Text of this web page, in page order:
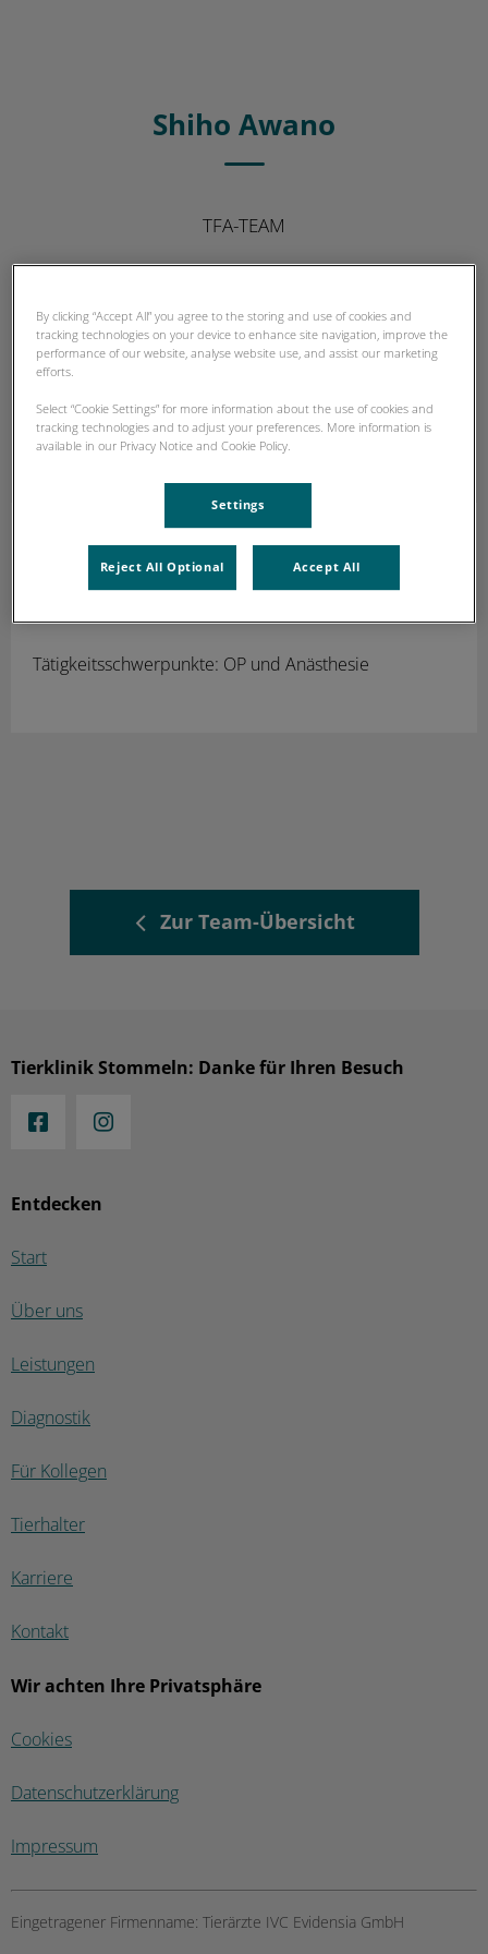
Shiho Awano
TFA-TEAM
Elternzeit)
Tätigkeitsschwerpunkte: OP und Anästhesie
Zur Team-Übersicht
Entdecken
Start
Über uns
Leistungen
Diagnostik
Für Kollegen
Tierhalter
Karriere
Kontakt
Wir achten Ihre Privatsphäre
Cookies
Datenschutzerklärung
Impressum
Tierklinik Stommeln: Danke für Ihren Besuch
Eingetragener Firmenname: Tierärzte IVC Evidensia GmbH
By clicking “Accept All” you agree to the storing and use of cookies and
tracking technologies on your device to enhance site navigation, improve the
performance of our website, analyse website use, and assist our marketing
efforts.
Select “Cookie Settings” for more information about the use of cookies and
tracking technologies and to adjust your preferences. More information is
available in our Privacy Notice and Cookie Policy.
Settings
Reject All Optional Accept All